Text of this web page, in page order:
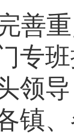
善
专
领
镇、